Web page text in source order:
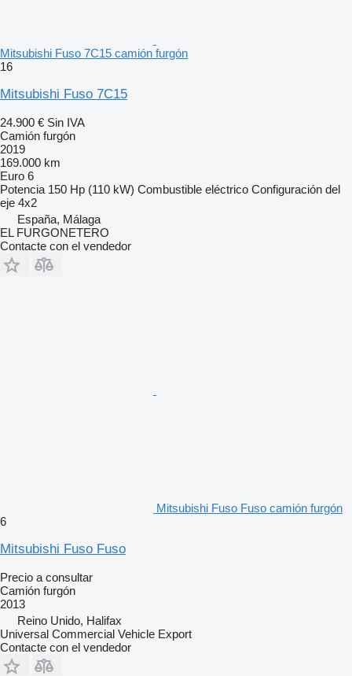
Mitsubishi Fuso 7C15 camión furgón
16
Mitsubishi Fuso 7C15
24.900 € Sin IVA
Camión furgón
2019
169.000 km
Euro 6
Potencia 150 Hp (110 kW) Combustible eléctrico Configuración del
eje 4x2
España, Málaga
EL FURGONETERO
Contacte con el vendedor
Mitsubishi Fuso Fuso camión furgón
6
Mitsubishi Fuso Fuso
Precio a consultar
Camión furgón
2013
Reino Unido, Halifax
Universal Commercial Vehicle Export
Contacte con el vendedor